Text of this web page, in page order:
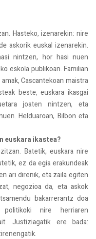
Hasteko, izenarekin: nire
askorik euskal izenarekin.
nintzen, hor hasi nuen
eskola publikoan. Familian
Cascantekoan maistra
beste, euskara ikasgai
joaten nintzen, eta
Helduaroan, Bilbon eta
euskara ikastea?
Batetik, euskara nire
ez da egia erakundeak
ari direnik, eta zaila egiten
negozioa da, eta askok
bakarrerantz doa
nire herriaren
Justiziagatik ere bada: